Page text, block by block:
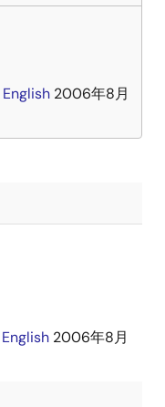
English 2006年8月
English 2006年8月